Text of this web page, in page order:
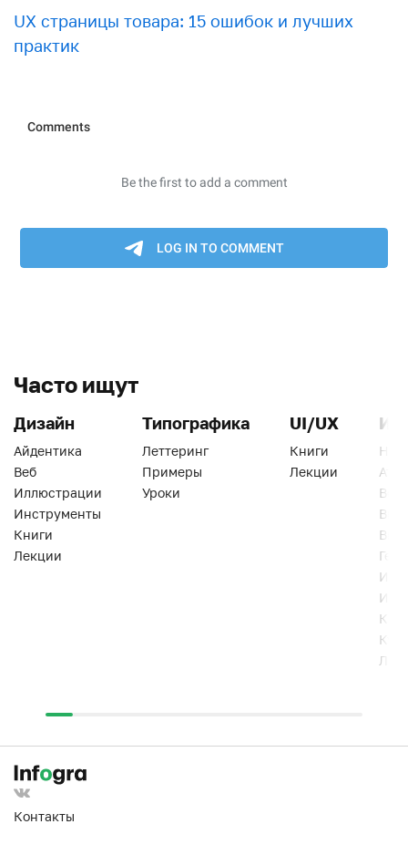
UX страницы товара: 15 ошибок и лучших
практик
Часто ищут
Дизайн
Айдентика
Веб
Иллюстрации
Инструменты
Книги
Лекции
Типографика
Леттеринг
Примеры
Уроки
UI/UX
Книги
Лекции
Веб
Контакты